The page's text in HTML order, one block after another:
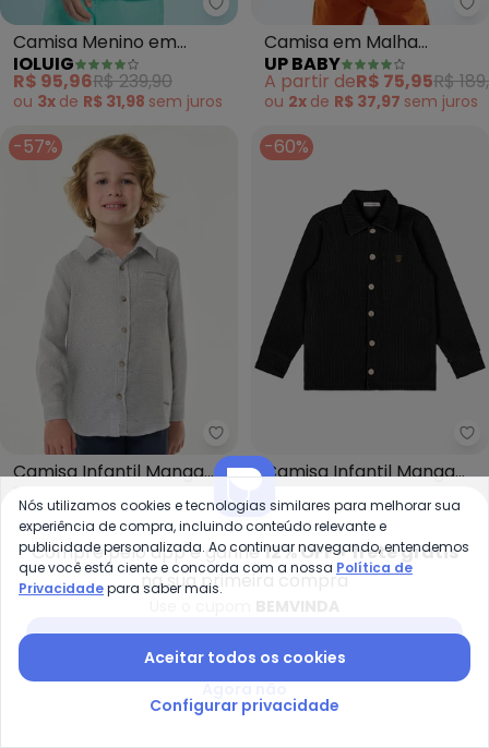
Ioluig - Camisa Menino em
Camisa Menino em
Tricoline (Bege)
IOLUIG
R$ 95,96R$ 239,90
ou 3x de R$ 31,98 sem juros
Camisa em Malha
Texturizada (Preto)
UP BABY
A partir deR$ 75,95R$
ou 2x de R$ 37,97 sem juros
-57%
Trick Nick - Camisa Infantil
Camisa Infantil Manga
Longa (Azul)
TRICK NICK
A partir deR$ 77,99R$ 184,99
ou2xdeR$ 38,99semjuros
-60%
Camisa Infantil Manga
Longa (Preto)
A partir deR$ 85,57R$
ou2xdeR$ 42,78
-49% -60%
Compre pelo app e ganhe12% OFF + frete grátis
na sua primeira compra
Nós utilizamos cookies e tecnologias similares para melhorar sua
experiência de compra, incluindo conteúdo relevante e
publicidade personalizada. Ao continuar navegando, entendemos
que você está ciente e concorda com a nossa Política de
Privacidadepara saber mais.
Aceitar todos os cookies
Configurar privacidade